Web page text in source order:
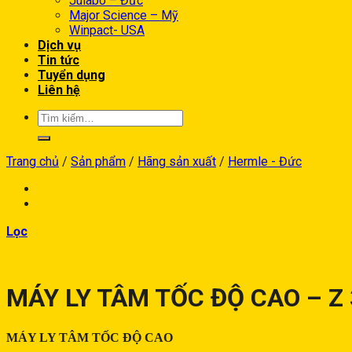
Major Science – Mỹ
Winpact- USA
Dịch vụ
Tin tức
Tuyển dụng
Liên hệ
Trang chủ / Sản phẩm / Hãng sản xuất / Hermle - Đức
Lọc
MÁY LY TÂM TỐC ĐỘ CAO –
MÁY LY TÂM TỐC ĐỘ CAO